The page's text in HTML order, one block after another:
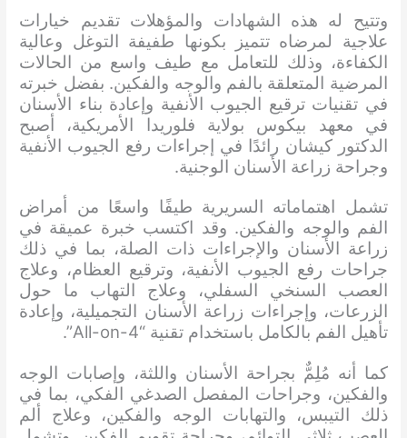
وتتيح له هذه الشهادات والمؤهلات تقديم خيارات
علاجية لمرضاه تتميز بكونها طفيفة التوغل وعالية
الكفاءة، وذلك للتعامل مع طيف واسع من الحالات
المرضية المتعلقة بالفم والوجه والفكين. بفضل خبرته
في تقنيات ترقيع الجيوب الأنفية وإعادة بناء الأسنان
في معهد بيكوس بولاية فلوريدا الأمريكية، أصبح
الدكتور كيشان رائدًا في إجراءات رفع الجيوب الأنفية
وجراحة زراعة الأسنان الوجنية.
تشمل اهتماماته السريرية طيفًا واسعًا من أمراض
الفم والوجه والفكين. وقد اكتسب خبرة عميقة في
زراعة الأسنان والإجراءات ذات الصلة، بما في ذلك
جراحات رفع الجيوب الأنفية، وترقيع العظام، وعلاج
العصب السنخي السفلي، وعلاج التهاب ما حول
الزرعات، وإجراءات زراعة الأسنان التجميلية، وإعادة
تأهيل الفم بالكامل باستخدام تقنية “All-on-4”.
كما أنه مُلِمٌّ بجراحة الأسنان واللثة، وإصابات الوجه
والفكين، وجراحات المفصل الصدغي الفكي، بما في
ذلك التيبس، والتهابات الوجه والفكين، وعلاج ألم